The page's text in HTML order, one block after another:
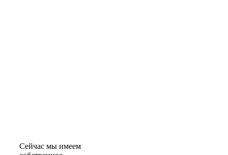
Сейчас мы имеем